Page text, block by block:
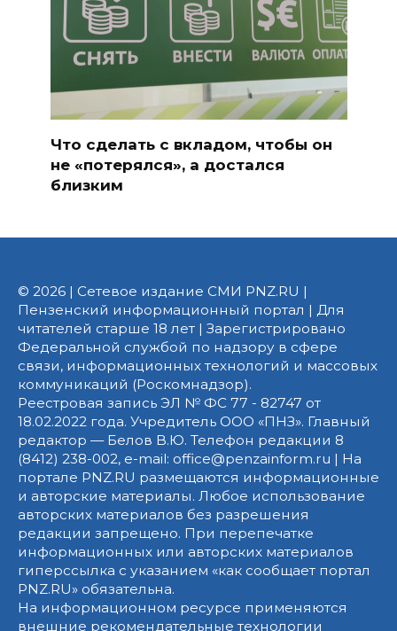
Что сделать с вкладом, чтобы он
не «потерялся», а достался
близким
© 2026 | Сетевое издание СМИ PNZ.RU |
Пензенский информационный портал | Для
читателей старше 18 лет | Зарегистрировано
Федеральной службой по надзору в сфере
связи, информационных технологий и массовых
коммуникаций (Роскомнадзор).
Реестровая запись ЭЛ № ФС 77 - 82747 от
18.02.2022 года. Учредитель ООО «ПНЗ». Главный
редактор — Белов В.Ю. Телефон редакции 8
(8412) 238-002, e-mail: office@penzainform.ru | На
портале PNZ.RU размещаются информационные
и авторские материалы. Любое использование
авторских материалов без разрешения
редакции запрещено. При перепечатке
информационных или авторских материалов
гиперссылка с указанием «как сообщает портал
PNZ.RU» обязательна.
На информационном ресурсе применяются
внешние рекомендательные технологии